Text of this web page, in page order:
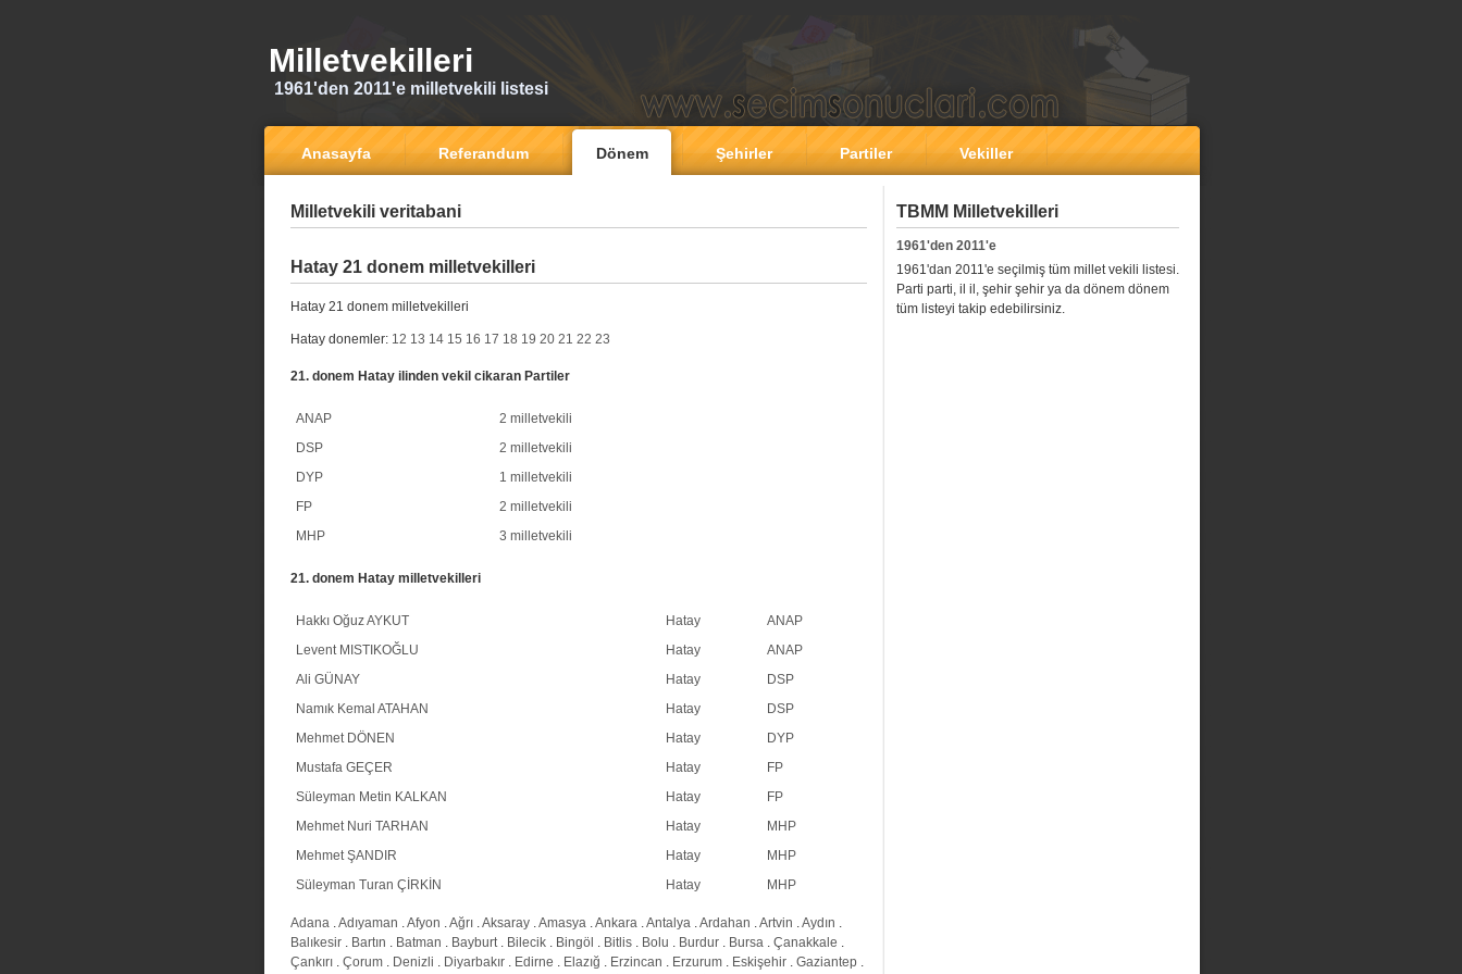
Milletvekilleri
1961'den 2011'e milletvekili listesi
Anasayfa Referandum Dönem Şehirler Partiler Vekiller
Milletvekili veritabani
Hatay 21 donem milletvekilleri
Hatay 21 donem milletvekilleri
Hatay donemler: 12 13 14 15 16 17 18 19 20 21 22 23
21. donem Hatay ilinden vekil cikaran Partiler
ANAP
2 milletvekili
DSP
2 milletvekili
DYP
1 milletvekili
FP
2 milletvekili
MHP
3 milletvekili
21. donem Hatay milletvekilleri
Hakkı Oğuz AYKUT Hatay
ANAP
Levent MISTIKOĞLU
Hatay
ANAP
Ali GÜNAY
Hatay
DSP
Namık Kemal ATAHAN
Hatay
DSP
Mehmet DÖNEN
Hatay
DYP
Mustafa GEÇER
Hatay
FP
Süleyman Metin KALKAN
Hatay
FP
Mehmet Nuri TARHAN
Hatay
MHP
Mehmet ŞANDIR
Hatay
MHP
Süleyman Turan ÇİRKİN
Hatay MHP
Adana .Adıyaman .Afyon .Ağrı .Aksaray .Amasya .Ankara .Antalya .Ardahan .Artvin .Aydın .
Balıkesir . Bartın . Batman . Bayburt. Bilecik . Bingöl . Bitlis . Bolu . Burdur . Bursa . Çanakkale .
Çankırı . Çorum . Denizli . Diyarbakır . Edirne . Elazığ . Erzincan . Erzurum . Eskişehir . Gaziantep .
TBMM Milletvekilleri
1961'den 2011'e
1961'dan 2011'e seçilmiş tüm millet vekili listesi.
Parti parti, il il, şehir şehir ya da dönem dönem
tüm listeyi takip edebilirsiniz.